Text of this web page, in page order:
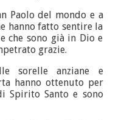
Paolo del mondo e a
hanno fatto sentire la
che sono già in Dio e
grazie.
sorelle anziane e
hanno ottenuto per
Spirito Santo e sono